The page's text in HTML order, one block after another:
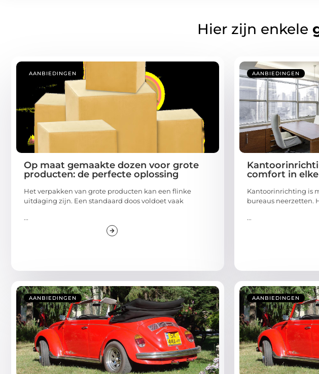
Hier zijn enkele
AANBIEDINGEN
Op maat gemaakte dozen voor grote
producten: de perfecte oplossing
Het verpakken van grote producten kan een flinke
uitdaging zijn. Een standaard doos voldoet vaak
...
AANBIEDINGEN
comfort in
Kantoorinrichting is
bureaus neerzetten.
...
AANBIEDINGEN AANBIEDINGEN